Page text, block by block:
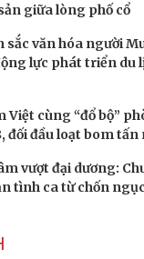
giữa lòng phố cổ
sắc văn hóa người
lực phát triển du
Việt cùng “đổ bộ”
đối đầu loạt bom tấn
vượt đại dương:
tình ca từ chốn